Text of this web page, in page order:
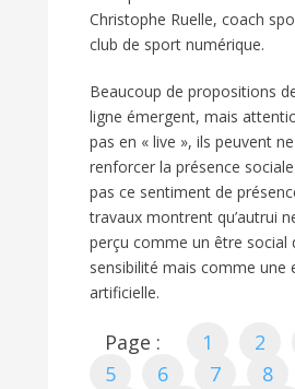
Christophe Ruelle, coach
club de sport numérique.
Beaucoup de propositions
ligne émergent, mais
pas en « live », ils peuvent
renforcer la présence sociale.
pas ce sentiment de
travaux montrent qu’autrui
perçu comme un être social
sensibilité mais comme une
artificielle.
Page : 1 2
5
6 7 8